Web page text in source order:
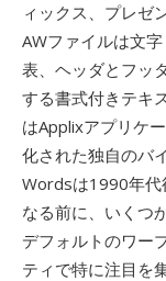
ィックス、プレゼ
AWファイルは文
表、ヘッダとフッ
する書式付きテキ
はApplixアプリケ
化された独自のバ
Wordsは1990年代
なる前に、いくつ
デフォルトのワー
ティで特に注目を